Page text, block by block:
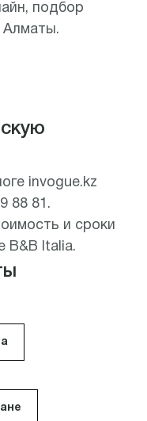
подбор
Алматы.
invogue.kz
88 81.
и сроки
B&B Italia.